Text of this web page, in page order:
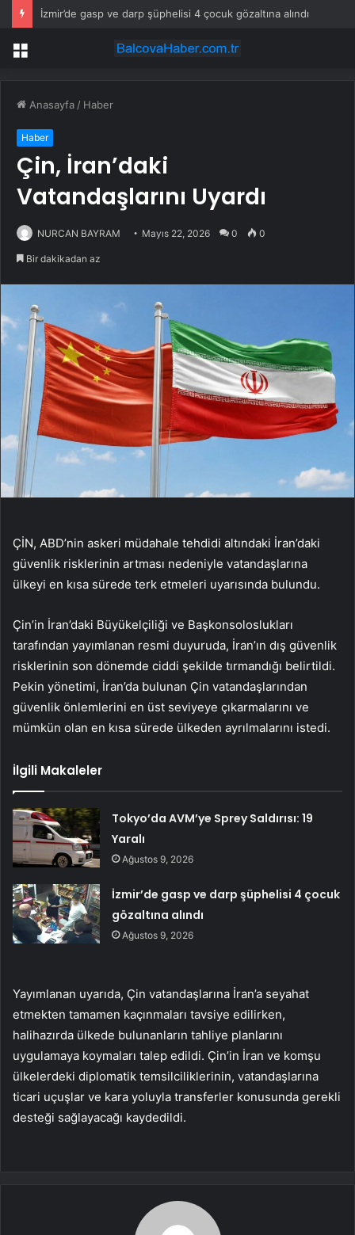
İzmir’de gasp ve darp şüphelisi 4 çocuk gözaltına alındı
Menü
Anasayfa / Haber
Haber
Çin, İran’daki
Vatandaşlarını Uyardı
NURCAN BAYRAM Mayıs 22, 2026 0 0
Bir dakikadan az
ÇİN, ABD’nin askeri müdahale tehdidi altındaki İran’daki
güvenlik risklerinin artması nedeniyle vatandaşlarına
ülkeyi en kısa sürede terk etmeleri uyarısında bulundu.
Çin’in İran’daki Büyükelçiliği ve Başkonsoloslukları
tarafından yayımlanan resmi duyuruda, İran’ın dış güvenlik
risklerinin son dönemde ciddi şekilde tırmandığı belirtildi.
Pekin yönetimi, İran’da bulunan Çin vatandaşlarından
güvenlik önlemlerini en üst seviyeye çıkarmalarını ve
mümkün olan en kısa sürede ülkeden ayrılmalarını istedi.
İlgili Makaleler
Tokyo’da AVM’ye Sprey Saldırısı: 19
Yaralı
Ağustos 9, 2026
İzmir’de gasp ve darp şüphelisi 4 çocuk
gözaltına alındı
Ağustos 9, 2026
Yayımlanan uyarıda, Çin vatandaşlarına İran’a seyahat
etmekten tamamen kaçınmaları tavsiye edilirken,
halihazırda ülkede bulunanların tahliye planlarını
uygulamaya koymaları talep edildi. Çin’in İran ve komşu
ülkelerdeki diplomatik temsilciliklerinin, vatandaşlarına
ticari uçuşlar ve kara yoluyla transferler konusunda gerekli
desteği sağlayacağı kaydedildi.